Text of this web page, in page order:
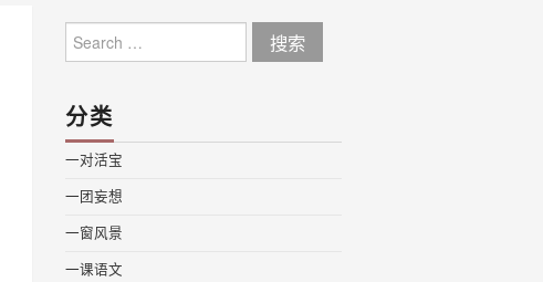
for:
分类
一对活宝
一团妄想
一窗风景
一课语文